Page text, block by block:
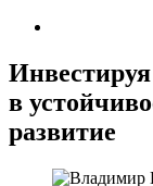
Инвестируя
в
развитие